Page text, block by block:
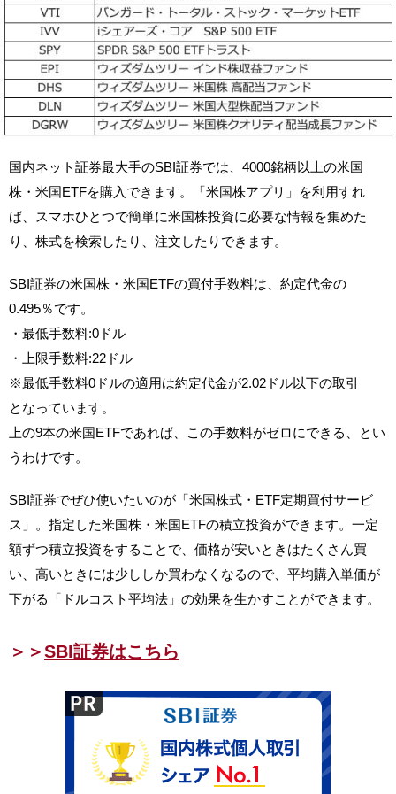
国内ネット証券最大手のSBI証券では、4000銘柄以上の米国
株・米国ETFを購入できます。「米国株アプリ」を利用すれ
ば、スマホひとつで簡単に米国株投資に必要な情報を集めた
り、株式を検索したり、注文したりできます。
SBI証券の米国株・米国ETFの買付手数料は、約定代金の
0.495％です。
・最低手数料:0ドル
・上限手数料:22ドル
※最低手数料0ドルの適用は約定代金が2.02ドル以下の取引
となっています。
上の9本の米国ETFであれば、この手数料がゼロにできる、とい
うわけです。
SBI証券でぜひ使いたいのが「米国株式・ETF定期買付サービ
ス」。指定した米国株・米国ETFの積立投資ができます。一定
額ずつ積立投資をすることで、価格が安いときはたくさん買
い、高いときには少ししか買わなくなるので、平均購入単価が
下がる「ドルコスト平均法」の効果を生かすことができます。
＞＞SBI証券はこちら